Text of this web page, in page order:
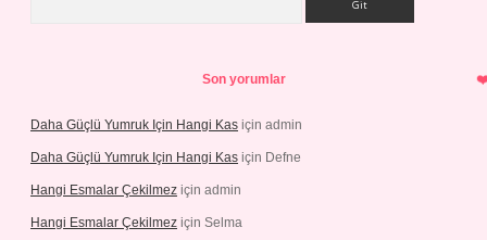
Son yorumlar
Daha Güçlü Yumruk Için Hangi Kas için admin
Daha Güçlü Yumruk Için Hangi Kas için Defne
Hangi Esmalar Çekilmez için admin
Hangi Esmalar Çekilmez için Selma